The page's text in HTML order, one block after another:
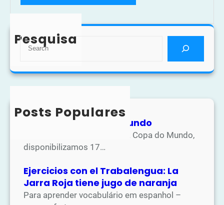
Pesquisa
S
r
Posts Populares
Atividades Copa do Mundo
Na apostila de atividades da Copa do Mundo,
disponibilizamos 17…
Ejercicios con el Trabalengua: La
Jarra Roja tiene jugo de naranja
Para aprender vocabulário em espanhol –